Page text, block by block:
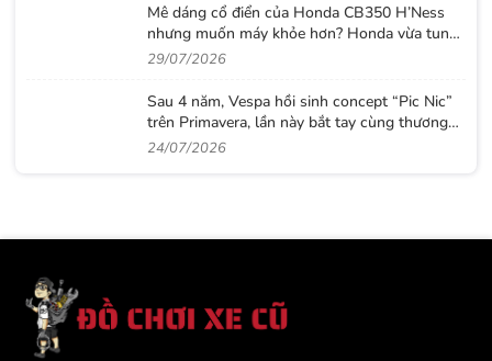
Mê dáng cổ điển của Honda CB350 H’Ness
nhưng muốn máy khỏe hơn? Honda vừa tung
ra lời giải với CB500 mới
29/07/2026
Sau 4 năm, Vespa hồi sinh concept “Pic Nic”
trên Primavera, lần này bắt tay cùng thương
hiệu thời trang Gigi
24/07/2026